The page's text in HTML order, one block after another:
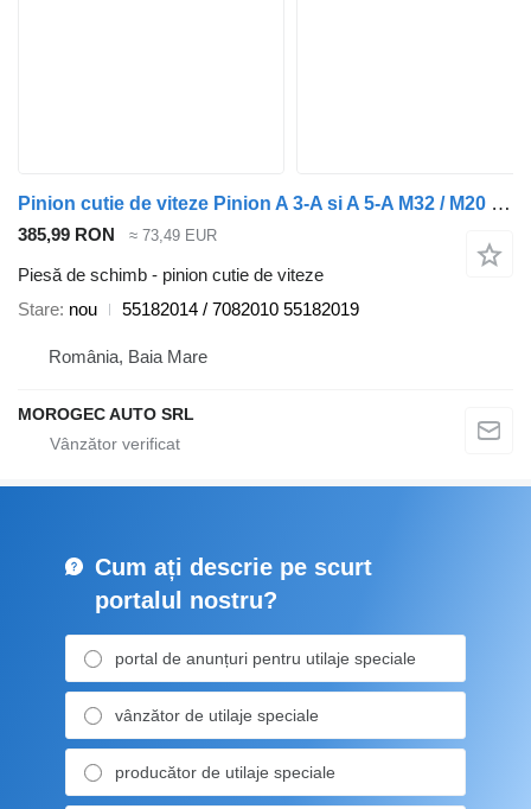
Pinion cutie de viteze Pinion A 3-A si A 5-A M32 / M20 55182014 pentru automobil Alfa Romeo 159
385,99 RON ≈ 73,49 EUR
Piesă de schimb - pinion cutie de viteze
Stare nou 55182014 / 7082010 55182019
România, Baia Mare
MOROGEC AUTO SRL
Cum ați descrie pe scurt
portalul nostru?
portal de anunțuri pentru utilaje speciale
vânzător de utilaje speciale
producător de utilaje speciale